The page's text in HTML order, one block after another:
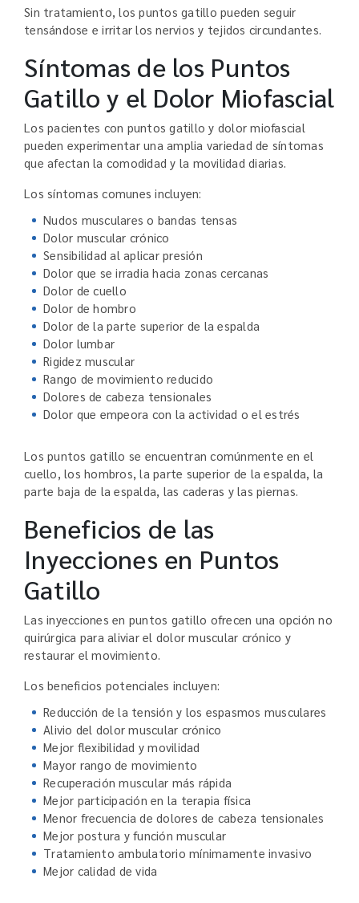
Sin tratamiento, los puntos gatillo pueden seguir
tensándose e irritar los nervios y tejidos circundantes.
Síntomas de los Puntos
Gatillo y el Dolor Miofascial
Los pacientes con puntos gatillo y dolor miofascial
pueden experimentar una amplia variedad de síntomas
que afectan la comodidad y la movilidad diarias.
Los síntomas comunes incluyen:
Nudos musculares o bandas tensas
Dolor muscular crónico
Sensibilidad al aplicar presión
Dolor que se irradia hacia zonas cercanas
Dolor de cuello
Dolor de hombro
Dolor de la parte superior de la espalda
Dolor lumbar
Rigidez muscular
Rango de movimiento reducido
Dolores de cabeza tensionales
Dolor que empeora con la actividad o el estrés
Los puntos gatillo se encuentran comúnmente en el
cuello, los hombros, la parte superior de la espalda, la
parte baja de la espalda, las caderas y las piernas.
Beneficios de las
Inyecciones en Puntos
Gatillo
Las inyecciones en puntos gatillo ofrecen una opción no
quirúrgica para aliviar el dolor muscular crónico y
restaurar el movimiento.
Los beneficios potenciales incluyen:
Reducción de la tensión y los espasmos musculares
Alivio del dolor muscular crónico
Mejor flexibilidad y movilidad
Mayor rango de movimiento
Recuperación muscular más rápida
Mejor participación en la terapia física
Menor frecuencia de dolores de cabeza tensionales
Mejor postura y función muscular
Tratamiento ambulatorio mínimamente invasivo
Mejor calidad de vida